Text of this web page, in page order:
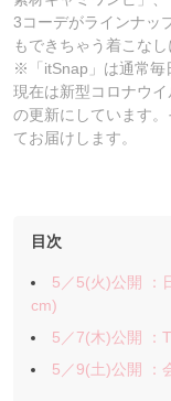
3コーデがラインナッ
もできちゃう着こな
※「itSnap」は通常毎
現在は新型コロナウ
の更新にしています
てお届けします。
目次
5／5(火)公開 ：
cm)
5／7(木)公開 ：
5／9(土)公開 ：